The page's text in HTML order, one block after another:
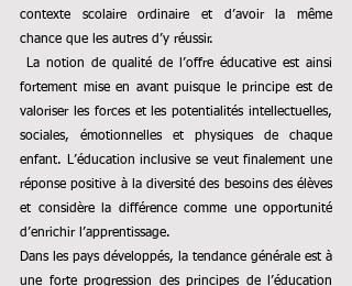
contexte scolaire ordinaire et d’avoir la même
chance que les autres d’y réussir.
La notion de qualité de l’offre éducative est ainsi
fortement mise en avant puisque le principe est de
valoriser les forces et les potentialités intellectuelles,
sociales, émotionnelles et physiques de chaque
enfant. L’éducation inclusive se veut finalement une
réponse positive à la diversité des besoins des élèves
et considère la différence comme une opportunité
d’enrichir l’apprentissage.
Dans les pays développés, la tendance générale est à
une forte progression des principes de l’éducation